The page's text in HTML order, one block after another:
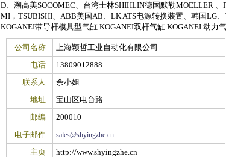
D、溯高美SOCOMEC、台湾士林SHIHLIN德国默勒MOELLER
MI，TSUBISHI、ABB美国AB、LK ATS电源转换装置、韩国
KOGANEI带导杆模具型气缸 KOGANEI双杆气缸 KOGANEI 动力
公司名称
上海颖哲工业自动化有限公司
电话
13809012888
联系人
余小姐
地址
宝山区电台路
邮编
200010
电子邮件
sales@shyingzhe.cn
主页 http://www.shyingzhe.cn